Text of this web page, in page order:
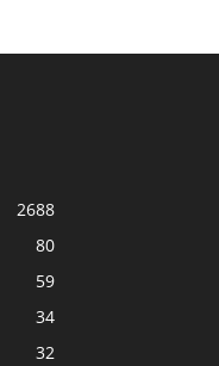
2688
80
59
34
32